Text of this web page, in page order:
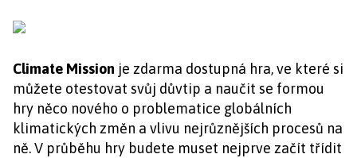
Climate Mission je zdarma dostupná hra, ve které si
můžete otestovat svůj důvtip a naučit se formou
hry něco nového o problematice globálních
klimatických změn a vlivu nejrůznějších procesů na
ně. V průběhu hry budete muset nejprve začít třídit